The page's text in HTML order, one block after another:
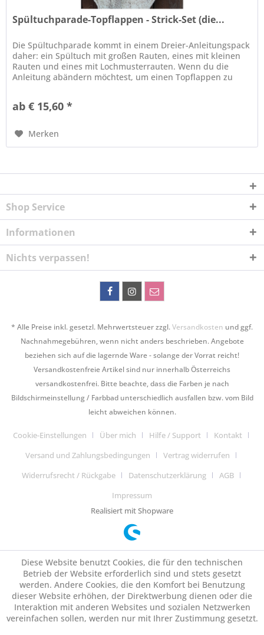
Spültuchparade-Topflappen - Strick-Set (die...
Die Spültuchparade kommt in einem Dreier-Anleitungspack
daher: ein Spültuch mit großen Rauten, eines mit kleinen
Rauten und eines mit Lochmusterrauten. Wenn du die
Anleitung abändern möchtest, um einen Topflappen zu
ab € 15,60 *
Merken
Shop Service
Informationen
Nichts verpassen!
* Alle Preise inkl. gesetzl. Mehrwertsteuer zzgl.Versandkosten und ggf.
Nachnahmegebühren, wenn nicht anders beschrieben. Angebote
beziehen sich auf die lagernde Ware - solange der Vorrat reicht!
Versandkostenfreie Artikel sind nur innerhalb Österreichs
versandkostenfrei. Bitte beachte, dass die Farben je nach
Bildschirmeinstellung / Farbbad unterschiedlich ausfallen bzw. vom Bild
leicht abweichen können.
Cookie-Einstellungen Über mich Hilfe / Support
Kontakt
Versand und Zahlungsbedingungen
Vertrag widerrufen
Widerrufsrecht / Rückgabe
Datenschutzerklärung
AGB
Impressum
Realisiert mit Shopware
Diese Website benutzt Cookies, die für den technischen
Betrieb der Website erforderlich sind und stets gesetzt
werden. Andere Cookies, die den Komfort bei Benutzung
dieser Website erhöhen, der Direktwerbung dienen oder die
Interaktion mit anderen Websites und sozialen Netzwerken
vereinfachen sollen, werden nur mit Ihrer Zustimmung gesetzt.